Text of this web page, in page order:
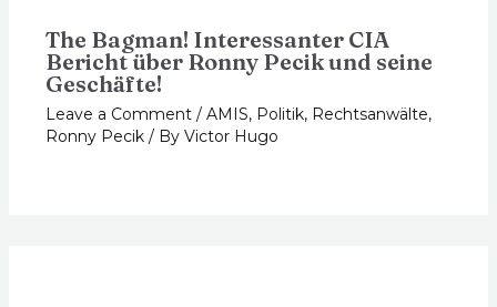
The Bagman! Interessanter CIA
Bericht über Ronny Pecik und seine
Geschäfte!
Leave a Comment /AMIS, Politik, Rechtsanwälte,
Ronny Pecik / ByVictor Hugo